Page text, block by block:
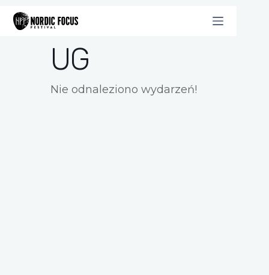
treści
UG
Nie odnaleziono wydarzeń!